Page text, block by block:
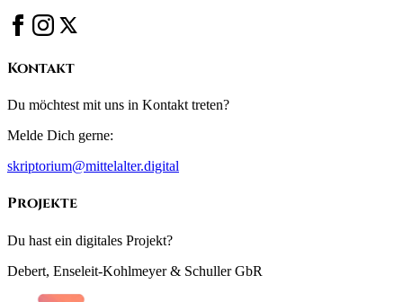
Kontakt
Du möchtest mit uns in Kontakt treten?
Melde Dich gerne:
skriptorium@mittelalter.digital
Projekte
Du hast ein digitales Projekt?
Debert, Enseleit-Kohlmeyer & Schuller GbR